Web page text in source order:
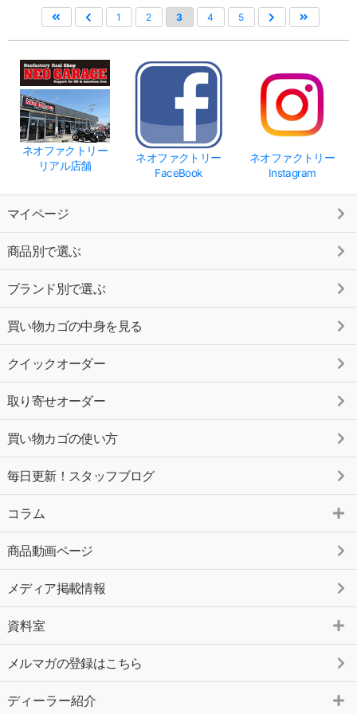
1 2 3 4 5
ネオファクトリー
リアル店舗
ネオファクトリー
FaceBook
ネオファクトリー
Instagram
マイページ
商品別で選ぶ
ブランド別で選ぶ
買い物カゴの中身を見る
クイックオーダー
取り寄せオーダー
買い物カゴの使い方
毎日更新！スタッフブログ
コラム
商品動画ページ
メディア掲載情報
資料室
メルマガの登録はこちら
ディーラー紹介